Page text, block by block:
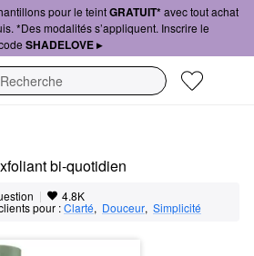
pour le teintGRATUIT*avec tout achat
*Des modalités s’appliquent. Inscrire le
SHADELOVE ▸
bi-quotidien
| 4.8K
pour :Clarté, Douceur, Simplicité